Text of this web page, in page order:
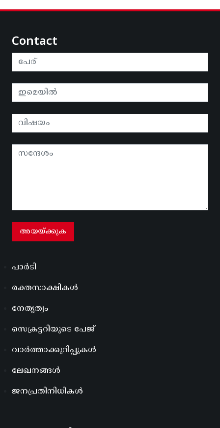
Contact
പാർടി
രക്തസാക്ഷികൾ
നേതൃത്വം
സെക്രട്ടറിയുടെ പേജ്
വാർത്താക്കുറിപ്പുകൾ
ലേഖനങ്ങൾ
ജനപ്രതിനിധികൾ